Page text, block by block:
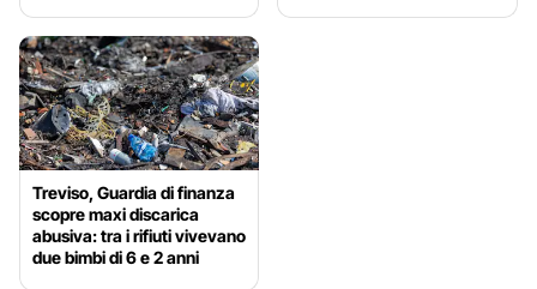
Treviso, Guardia di finanza
scopre maxi discarica
abusiva: tra i rifiuti vivevano
due bimbi di 6 e 2 anni